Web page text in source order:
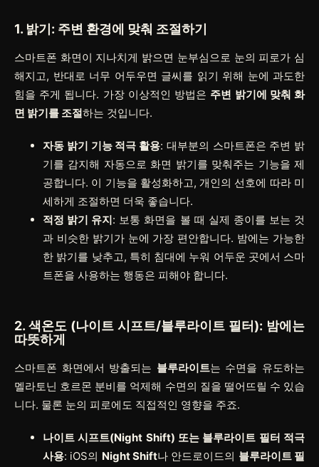
1. 밝기: 주변 환경에 맞춰 조절하기
스마트폰 화면이 지나치게 밝으면 눈부심으로 눈의 피로가 심
해지고, 반대로 너무 어두우면 글씨를 읽기 위해 눈에 과도한
힘을 주게 됩니다. 가장 이상적인 방법은 주변 밝기에 맞춰 화
면 밝기를 조절하는 것입니다.
자동 밝기 기능 적극 활용: 대부분의 스마트폰은 주변 밝
기를 감지해 자동으로 화면 밝기를 맞춰주는 기능을 제
공합니다. 이 기능을 활성화하고, 개인의 선호에 따라 미
세하게 조절하면 더욱 좋습니다.
적정 밝기 유지: 보통 화면을 볼 때 실제 종이를 보는 것
과 비슷한 밝기가 눈에 가장 편안합니다. 밤에는 가능한
한 밝기를 낮추고, 특히 침대에 누워 어두운 곳에서 스마
트폰을 사용하는 행동은 피해야 합니다.
2. 색온도 (나이트 시프트/블루라이트 필터): 밤에는
따뜻하게
스마트폰 화면에서 방출되는 블루라이트는 수면을 유도하는
멜라토닌 호르몬 분비를 억제해 수면의 질을 떨어뜨릴 수 있습
니다. 물론 눈의 피로에도 직접적인 영향을 주죠.
나이트 시프트(Night Shift) 또는 블루라이트 필터 적극
사용: iOS의 Night Shift나 안드로이드의 블루라이트 필